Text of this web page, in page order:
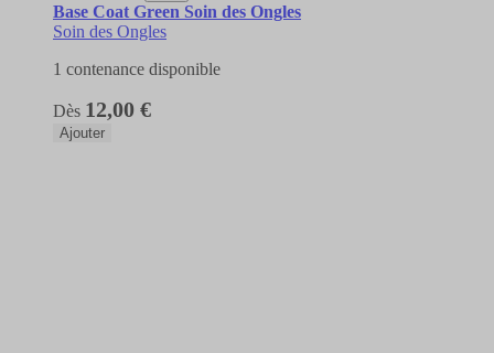
Base Coat Green Soin des Ongles
Soin des Ongles
1 contenance disponible
Dès 12,00 €
Ajouter